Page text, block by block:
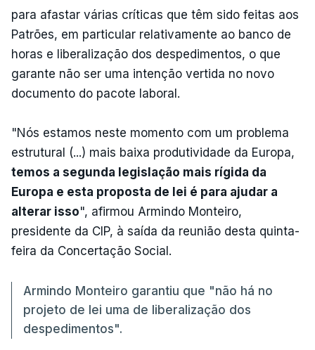
para afastar várias críticas que têm sido feitas aos
Patrões, em particular relativamente ao banco de
horas e liberalização dos despedimentos, o que
garante não ser uma intenção vertida no novo
documento do pacote laboral.
"Nós estamos neste momento com um problema
estrutural (...) mais baixa produtividade da Europa,
temos a segunda legislação mais rígida da
Europa e esta proposta de lei é para ajudar a
alterar isso", afirmou Armindo Monteiro,
presidente da CIP, à saída da reunião desta quinta-
feira da Concertação Social.
Armindo Monteiro garantiu que "não há no
projeto de lei uma de liberalização dos
despedimentos".